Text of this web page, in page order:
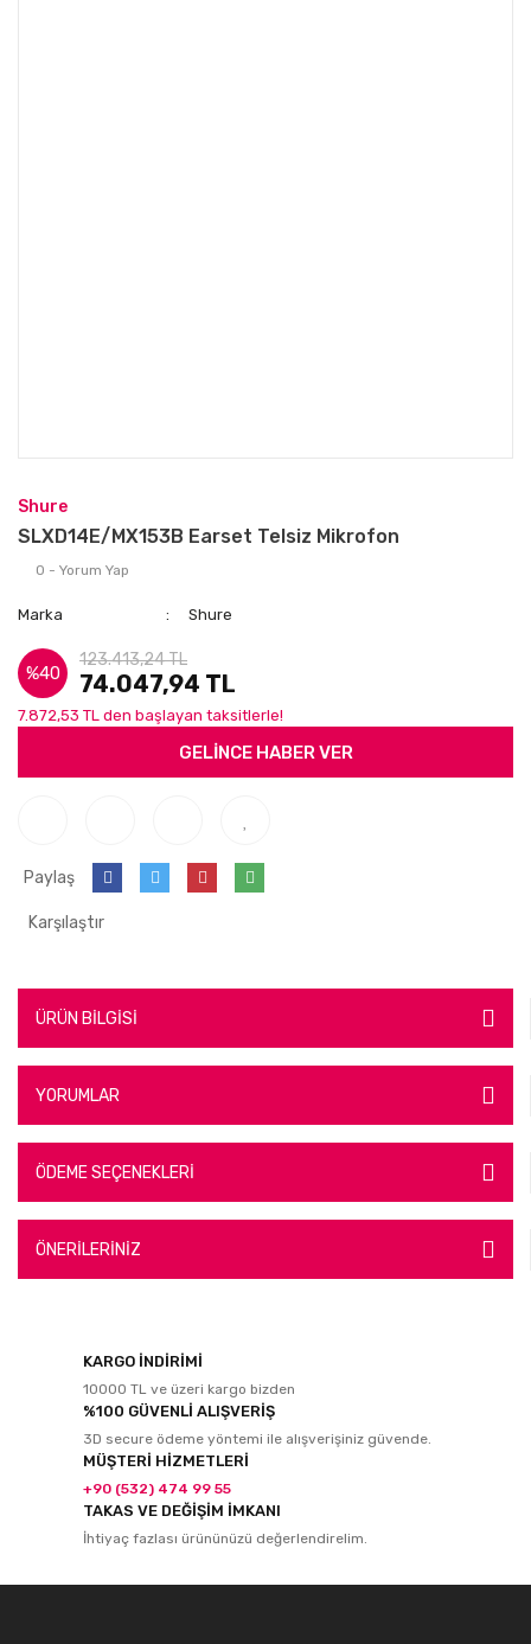
Shure
SLXD14E/MX153B Earset Telsiz Mikrofon
0 - Yorum Yap
Marka Shure
%40
123.413,24 TL
74.047,94 TL
7.872,53 TL den başlayan taksitlerle!
GELİNCE HABER VER
Paylaş
Karşılaştır
ÜRÜN BİLGİSİ
YORUMLAR
ÖDEME SEÇENEKLERİ
ÖNERİLERİNİZ
KARGO İNDİRİMİ
10000 TL ve üzeri kargo bizden
%100 GÜVENLİ ALIŞVERİŞ
3D secure ödeme yöntemi ile alışverişiniz güvende.
MÜŞTERİ HİZMETLERİ
+90 (532) 474 99 55
TAKAS VE DEĞİŞİM İMKANI
İhtiyaç fazlası ürününüzü değerlendirelim.